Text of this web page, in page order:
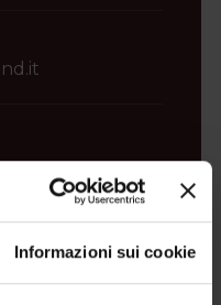
Informazioni sui cookie